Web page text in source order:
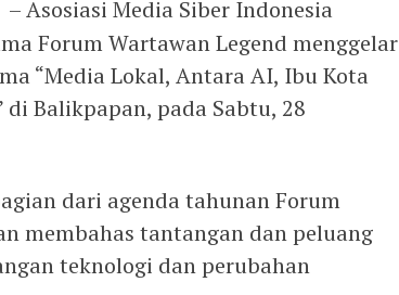
– Asosiasi Media Siber Indonesia
Forum Wartawan Legend menggelar
“Media Lokal, Antara AI, Ibu Kota
Balikpapan, pada Sabtu, 28
dari agenda tahunan Forum
membahas tantangan dan peluang
teknologi dan perubahan